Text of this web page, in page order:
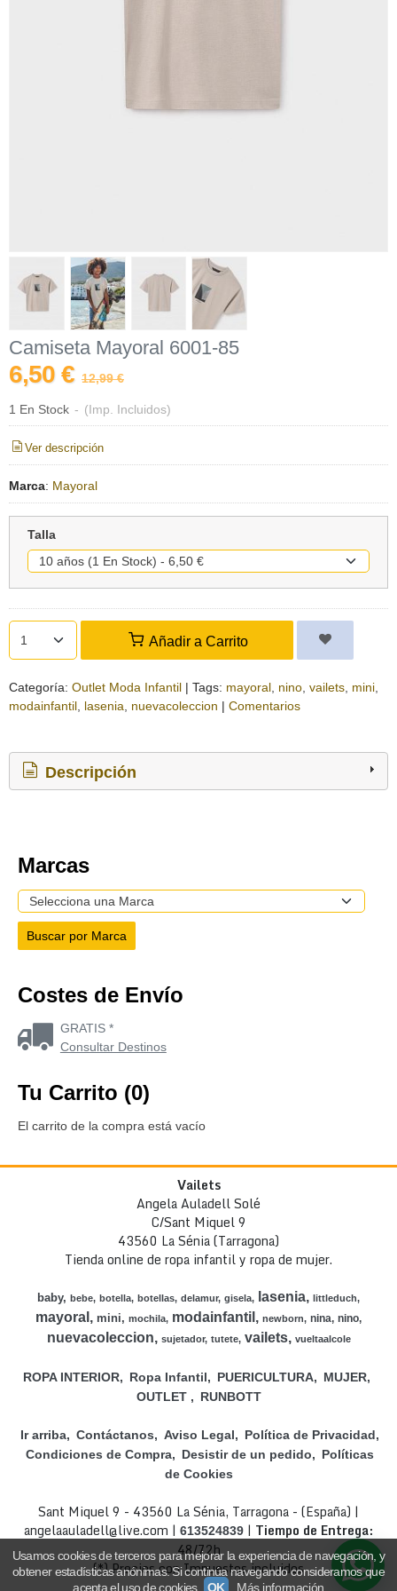
Camiseta Mayoral 6001-85
6,50 € 12,99 €
1 En Stock - (Imp. Incluidos)
Ver descripción
Marca: Mayoral
Talla
Añadir a Carrito
Categoría: Outlet Moda Infantil | Tags: mayoral nino vailets mini
modainfantil lasenia nuevacoleccion | Comentarios
Descripción
Marcas
Costes de Envío
GRATIS *
Consultar Destinos
Tu Carrito (0)
El carrito de la compra está vacío
Vailets
Angela Auladell Solé
C/Sant Miquel 9
43560 La Sénia (Tarragona)
Tienda online de ropa infantil y ropa de mujer.
baby bebe botella botellas delamur gisela lasenia littleduch
mayoral mini mochila modainfantil newborn nina nino
nuevacoleccion sujetador tutete vailets vueltaalcole
ROPA INTERIOR Ropa Infantil PUERICULTURA
MUJER
OUTLET
RUNBOTT
Ir arriba Contáctanos Aviso Legal
Política de Privacidad
Condiciones de Compra
Desistir de un pedido
Políticas
de Cookies
Sant Miquel 9 - 43560 La Sénia, Tarragona - (España) |
angelaauladell@live.com | 613524839 | Tiempo de Entrega:
48/72h
(*) Precios con Impuestos incluidos
Usamos cookies de terceros para mejorar la experiencia de navegación, y
obtener estadísticas anónimas. Si continúa navegando consideramos que
acepta el uso de cookies.
OK Más información